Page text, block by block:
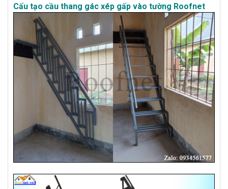
Cấu tạo cầu thang gác xép gấp vào tường Roofnet